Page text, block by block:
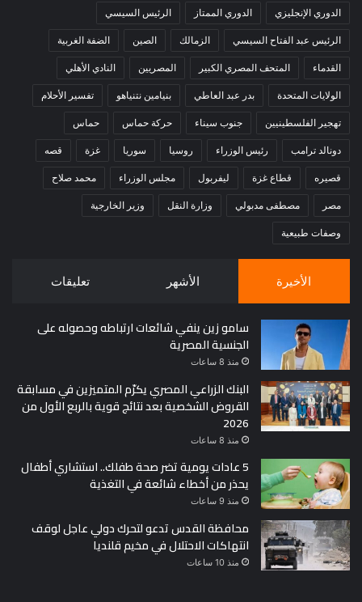
الدوري الإنجليزي الدوري الممتاز الرئيس السيسي
الرئيس عبد الفتاح السيسي الزمالك الصين الضفة الغربية
القدماء المتحف المصري الكبير المصريين النادي الأهلي
الولايات المتحدة بدر عبد العاطي بنيامين نتنياهو تفسير الأحلام
تهجير الفلسطينيين جنوب سيناء حركة حماس حماس
دونالد ترامب رئيس الوزراء روسيا سوريا غزة قصه
قصيره قطاع غزة ليفربول مجلس الوزراء محمد صلاح
مصر مصطفى مدبولي وزارة النقل وزير الخارجية
وصفات طبيعية
الأخيرة الأشهر تعليقات
سامو زين ينفي شائعات ارتباطه وحصوله على
الجنسية المصرية
منذ 8 ساعات
البنك الزراعي المصري يكرّم المتميزين في مسابقة
القروض الشخصية بعد نتائج قوية بالربع الأول من
2026
منذ 8 ساعات
5 عادات يومية تضر صحة طفلك.. استشاري أطفال
يحذر من أخطاء شائعة في التغذية
منذ 9 ساعات
محافظة القدس تدعو لتحرك دولي عاجل لوقف
انتهاكات الاحتلال في مخيم قلنديا
منذ 10 ساعات